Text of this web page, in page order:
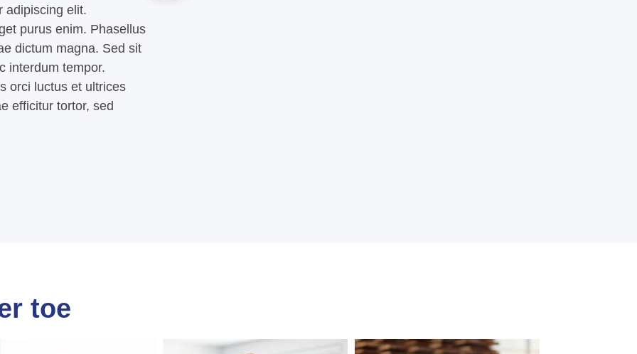
adipiscing elit.
purus enim. Phasellus
dictum magna. Sed sit
interdum tempor.
orci luctus et ultrices
efficitur tortor, sed
toe